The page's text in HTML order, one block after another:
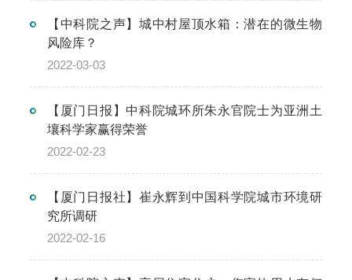
【中科院之声】城中村屋顶水箱：潜在的微生物
风险库？
2022-03-03
【厦门日报】中科院城环所朱永官院士为亚洲土
壤科学家赢得荣誉
2022-02-23
【厦门日报社】崔永辉到中国科学院城市环境研
究所调研
2022-02-16